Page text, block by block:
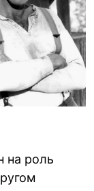
на роль